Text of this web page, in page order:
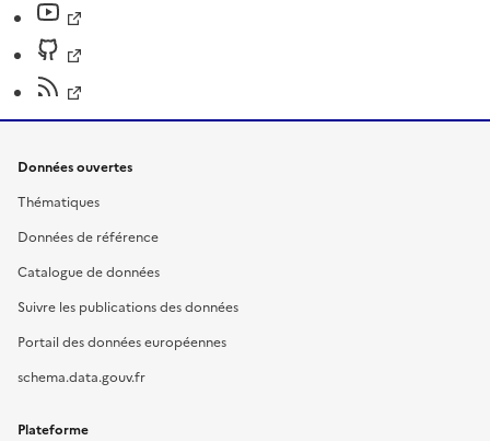
Données ouvertes
Thématiques
Données de référence
Catalogue de données
Suivre les publications des données
Portail des données européennes
schema.data.gouv.fr
Plateforme